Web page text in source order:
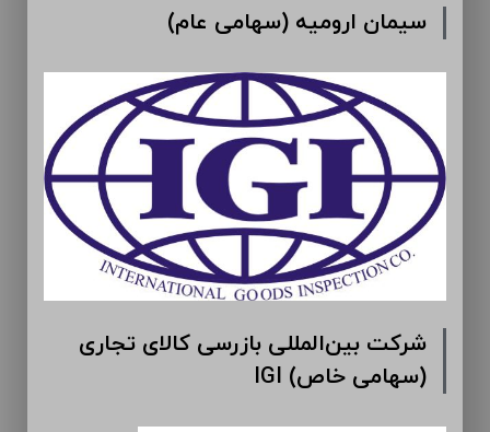
سیمان ارومیه (سهامی عام)
شرکت بین‌المللی بازرسی کالای تجاری
IGI (سهامی خاص)